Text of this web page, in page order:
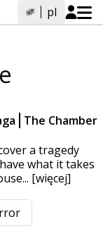
pl
The Chamber
a tragedy
what it takes
[więcej]